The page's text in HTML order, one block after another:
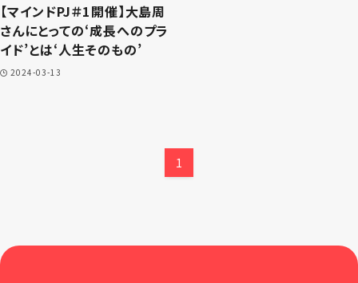
【マインドPJ＃1開催】大島周
さんにとっての‘成長へのプラ
イド’とは‘人生そのもの’
2024-03-13
1